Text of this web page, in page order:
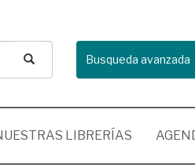
Busqueda avanzada
LIBRERÍAS